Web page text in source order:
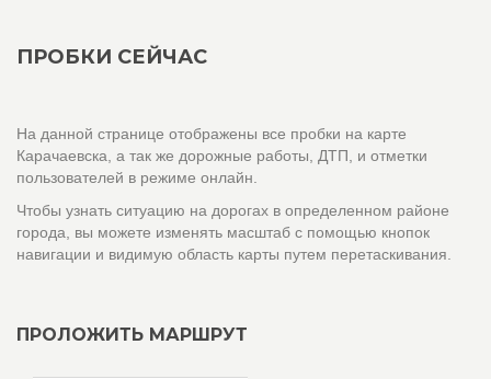
ПРОБКИ СЕЙЧАС
На данной странице отображены все пробки на карте
Карачаевска, а так же дорожные работы, ДТП, и отметки
пользователей в режиме онлайн.
Чтобы узнать ситуацию на дорогах в определенном районе
города, вы можете изменять масштаб с помощью кнопок
навигации и видимую область карты путем перетаскивания.
ПРОЛОЖИТЬ МАРШРУТ